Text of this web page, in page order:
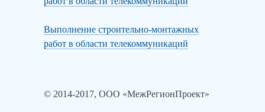
Выполнение строительно-монтажных
работ в области телекоммуникаций
© 2014-2017, ООО «МежРегионПроект»